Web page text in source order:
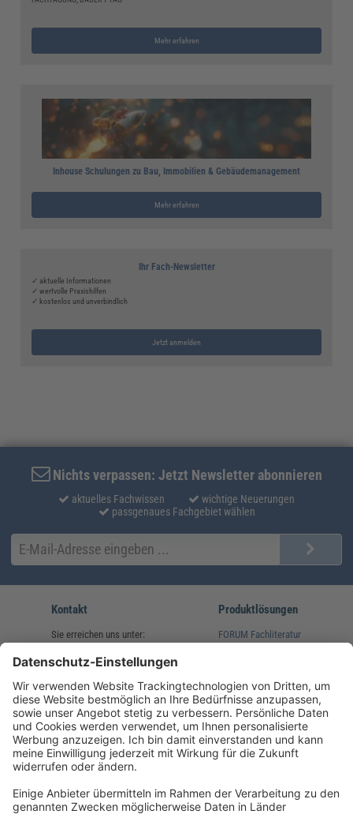
Mehr erfahren
Inhouse Schulungen zu Bau, Immobilien & Gebäudemanagement
Mehr erfahren
Ihr Fach-Newsletter
✓ aktuelle Informationen
✓ wertvolle Praxishilfen
✓ kostenlos und unverbindlich
Jetzt anmelden
Nichts verpassen: Jetzt Newsletter abonnieren
aktuelles Fachwissen
wichtige Neuerungen
passgenaues Fachgebiet wählen
Kontakt
Sie erreichen uns unter:
(08233) 38 11 23
service@forum-verlag.com
Mo-Do 07:30 - 17:00 Uhr
Fr 07:30 - 15:00 Uhr
Produktlösungen
FORUM Fachliteratur
Folgen Sie uns